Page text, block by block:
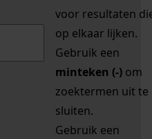
voor resultaten
op elkaar lijken.
Gebruik een
minteken (-) om
zoektermen uit te
sluiten.
Gebruik een